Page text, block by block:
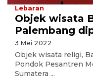
Lebaran
Objek wisata
Palembang
3 Mei 2022
Objek wisata religi,
Pondok Pesantren
Sumatera ...